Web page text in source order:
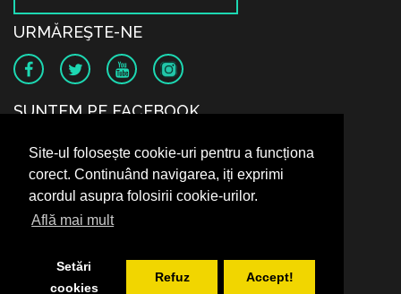
Site-ul folosește cookie-uri pentru a funcționa
corect. Continuând navigarea, iți exprimi
acordul asupra folosirii cookie-urilor.
Află mai mult
Setări
cookies
Refuz Accept!
URMĂREŞTE-NE
SUNTEM PE FACEBOOK